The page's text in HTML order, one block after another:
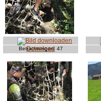
Download
Betrachtungen: 47